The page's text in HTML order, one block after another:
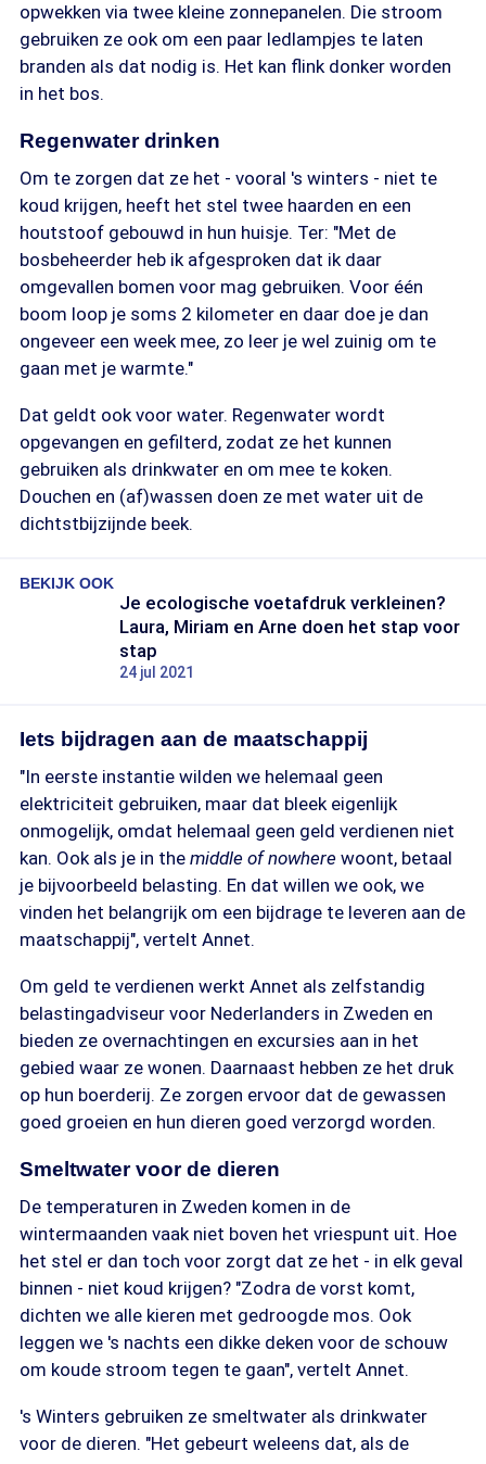
opwekken via twee kleine zonnepanelen. Die stroom
gebruiken ze ook om een paar ledlampjes te laten
branden als dat nodig is. Het kan flink donker worden
in het bos.
Regenwater drinken
Om te zorgen dat ze het - vooral 's winters - niet te
koud krijgen, heeft het stel twee haarden en een
houtstoof gebouwd in hun huisje. Ter: "Met de
bosbeheerder heb ik afgesproken dat ik daar
omgevallen bomen voor mag gebruiken. Voor één
boom loop je soms 2 kilometer en daar doe je dan
ongeveer een week mee, zo leer je wel zuinig om te
gaan met je warmte."
Dat geldt ook voor water. Regenwater wordt
opgevangen en gefilterd, zodat ze het kunnen
gebruiken als drinkwater en om mee te koken.
Douchen en (af)wassen doen ze met water uit de
dichtstbijzijnde beek.
BEKIJK OOK
Je ecologische voetafdruk verkleinen?
Laura, Miriam en Arne doen het stap voor
stap
24 jul 2021
Iets bijdragen aan de maatschappij
"In eerste instantie wilden we helemaal geen
elektriciteit gebruiken, maar dat bleek eigenlijk
onmogelijk, omdat helemaal geen geld verdienen niet
kan. Ook als je in the middle of nowhere woont, betaal
je bijvoorbeeld belasting. En dat willen we ook, we
vinden het belangrijk om een bijdrage te leveren aan de
maatschappij", vertelt Annet.
Om geld te verdienen werkt Annet als zelfstandig
belastingadviseur voor Nederlanders in Zweden en
bieden ze overnachtingen en excursies aan in het
gebied waar ze wonen. Daarnaast hebben ze het druk
op hun boerderij. Ze zorgen ervoor dat de gewassen
goed groeien en hun dieren goed verzorgd worden.
Smeltwater voor de dieren
De temperaturen in Zweden komen in de
wintermaanden vaak niet boven het vriespunt uit. Hoe
het stel er dan toch voor zorgt dat ze het - in elk geval
binnen - niet koud krijgen? "Zodra de vorst komt,
dichten we alle kieren met gedroogde mos. Ook
leggen we 's nachts een dikke deken voor de schouw
om koude stroom tegen te gaan", vertelt Annet.
's Winters gebruiken ze smeltwater als drinkwater
voor de dieren. "Het gebeurt weleens dat, als de